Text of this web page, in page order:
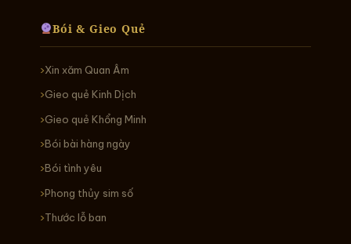
Bói & Gieo Quẻ
Xin xăm Quan Âm
Gieo quẻ Kinh Dịch
Gieo quẻ Khổng Minh
Bói bài hàng ngày
Bói tình yêu
Phong thủy sim số
Thước lỗ ban